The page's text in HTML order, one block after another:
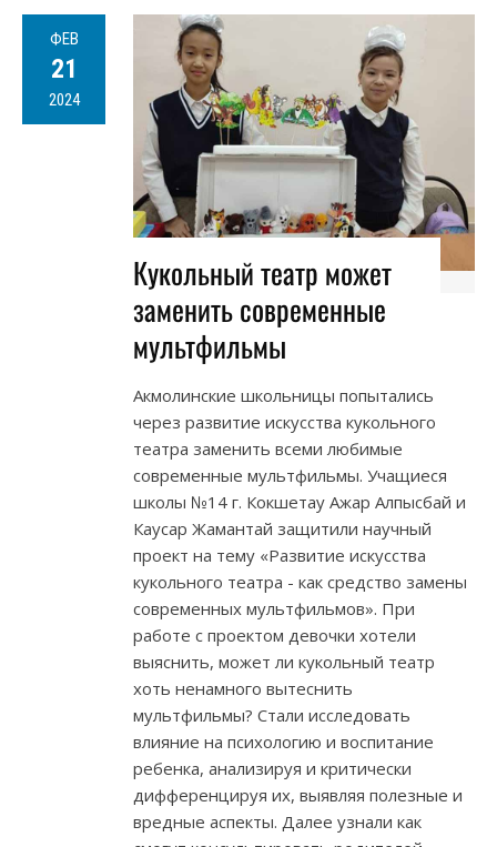
ФЕВ
21
2024
Кукольный театр может
заменить современные
мультфильмы
Акмолинские школьницы попытались
через развитие искусства кукольного
театра заменить всеми любимые
современные мультфильмы. Учащиеся
школы №14 г. Кокшетау Ажар Алпысбай и
Каусар Жамантай защитили научный
проект на тему «Развитие искусства
кукольного театра - как средство замены
современных мультфильмов». При
работе с проектом девочки хотели
выяснить, может ли кукольный театр
хоть ненамного вытеснить
мультфильмы? Стали исследовать
влияние на психологию и воспитание
ребенка, анализируя и критически
дифференцируя их, выявляя полезные и
вредные аспекты. Далее узнали как